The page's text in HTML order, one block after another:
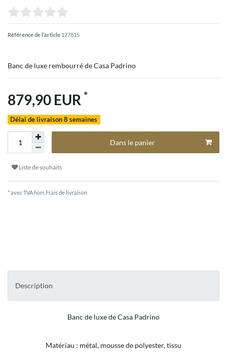
Référence de l’article 127815
Banc de luxe rembourré de Casa Padrino
879,90 EUR *
Délai de livraison 8 semaines
Dans le panier
Liste de souhaits
* avec TVA hors Frais de livraison
Description
Banc de luxe de Casa Padrino
Matériau : métal, mousse de polyester, tissu